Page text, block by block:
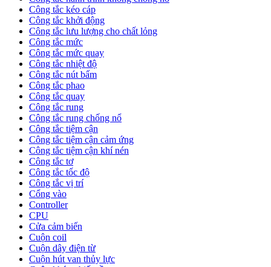
Công tắc kéo cáp
Công tắc khởi động
Công tắc lưu lượng cho chất lỏng
Công tắc mức
Công tắc mức quay
Công tắc nhiệt độ
Công tắc nút bấm
Công tắc phao
Công tắc quay
Công tắc rung
Công tắc rung chống nổ
Công tắc tiệm cận
Công tắc tiệm cận cảm ứng
Công tắc tiệm cận khí nén
Công tắc tơ
Công tắc tốc độ
Công tắc vị trí
Cổng vào
Controller
CPU
Cửa cảm biến
Cuộn coil
Cuộn dây điện từ
Cuộn hút van thủy lực